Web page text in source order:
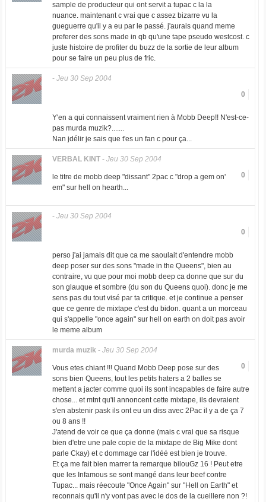
sample de producteur qui ont servit a tupac c la la
nuance. maintenant c vrai que c assez bizarre vu la
gueguerre qu'il y a eu par le passé. j'aurais quand meme
preferer des sons made in qb qu'une tape pseudo westcost. c
juste histoire de profiter du buzz de la sortie de leur album
pour se faire un peu plus de fric.
- Jeu 30 Sep 2004
0
Y'en a qui connaissent vraiment rien à Mobb Deep!! N'est-ce-
pas murda muzik?.......
Nan jdélir je sais que t'es un fan c pour ça...
VERBAL KINT- Jeu 30 Sep 2004
0
le titre de mobb deep "dissant" 2pac c "drop a gem on'
em" sur hell on hearth...
- Jeu 30 Sep 2004
0
perso j'ai jamais dit que ca me saoulait d'entendre mobb
deep poser sur des sons "made in the Queens", bien au
contraire, vu que pour moi mobb deep ca donne que sur du
son glauque et sombre (du son du Queens quoi). donc je me
sens pas du tout visé par ta critique. et je continue a penser
que ce genre de mixtape c'est du bidon. quant a un morceau
qui s'appelle "once again" sur hell on earth on doit pas avoir
le meme album
murda muzik- Jeu 30 Sep 2004
0
Vous etes chiant !!! Quand Mobb Deep pose sur des
sons bien Queens, tout les petits haters a 2 balles se
mettent a jacter comme quoi ils sont incapables de faire autre
chose... et mtnt qu'il annoncent cette mixtape, ils devraient
s'en abstenir pask ils ont eu un diss avec 2Pac il y a de ça 7
ou 8 ans !!
J'atend de voir ce que ça donne (mais c vrai que sa risque
bien d'etre une pale copie de la mixtape de Big Mike dont
parle Ckay) et c dommage car l'idéé est bien je trouve.
Et ça me fait bien marrer ta remarque bilouGz 16 ! Peut etre
que les Infamous se sont mangé dans leur beef contre
Tupac... mais réecoute "Once Again" sur "Hell on Earth" et
reconnais qu'il n'y vont pas avec le dos de la cueillere non ?!